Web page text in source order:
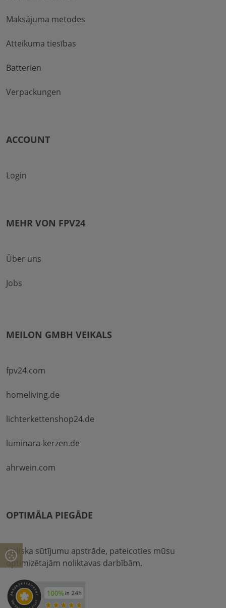
Maksājuma metodes
Atteikuma tiesības
Batterien
Verpackungen
ACCOUNT
Login
MEHR VON FPV24
Über uns
Jobs
MEILON GMBH VEIKALS
fpv24.com
homeliving.de
lichterkettenshop24.de
luminara-kerzen.de
ahrwein.com
OPTIMĀLA PIEGĀDE
Lieliska sūtījumu apstrāde, pateicoties mūsu
optimizētajām noliktavas darbībām.